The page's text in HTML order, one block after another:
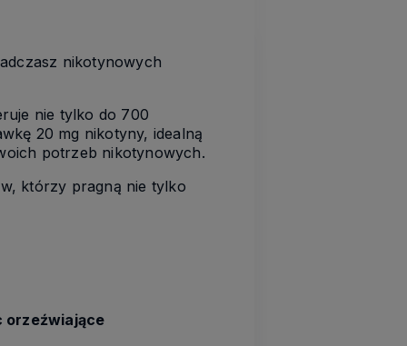
nikotynowych
nie tylko do 700
20 mg nikotyny, idealną
potrzeb nikotynowych.
którzy pragną nie tylko
orzeźwiające